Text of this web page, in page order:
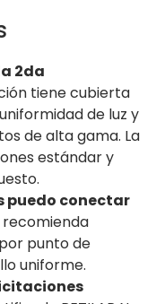
2da
tiene cubierta
de luz y
de alta gama. La
estándar y
puedo conectar
recomienda
punto de
uniforme.